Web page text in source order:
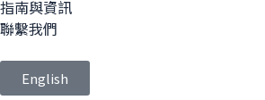
指南與資訊
聯繫我們
English